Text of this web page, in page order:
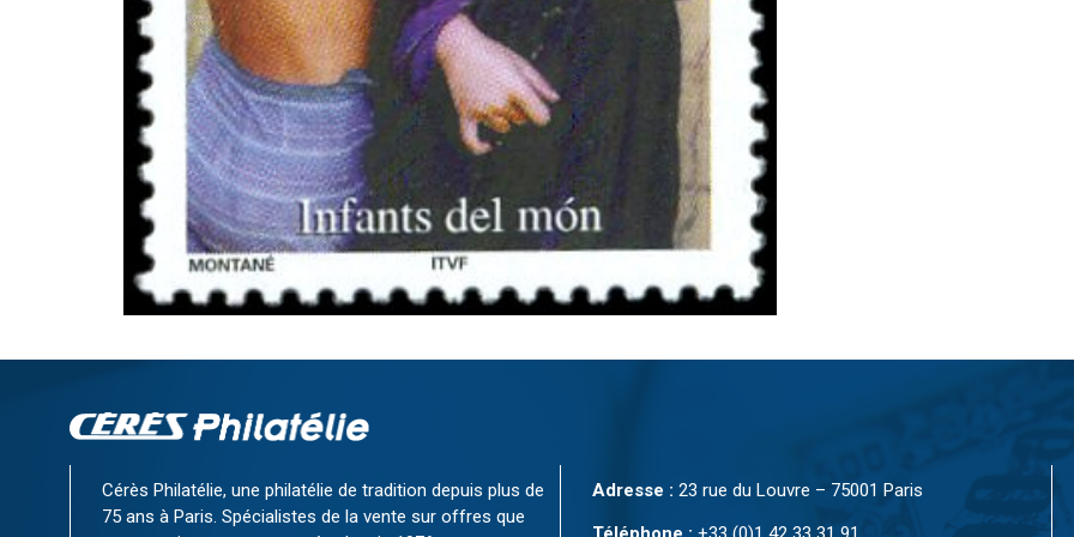
Cérès Philatélie, une philatélie de tradition depuis plus de
75 ans à Paris. Spécialistes de la vente sur offres que
Adresse : 23 rue du Louvre – 75001 Paris